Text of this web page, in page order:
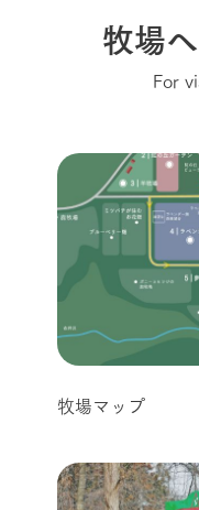
牧場
For
牧場マップ